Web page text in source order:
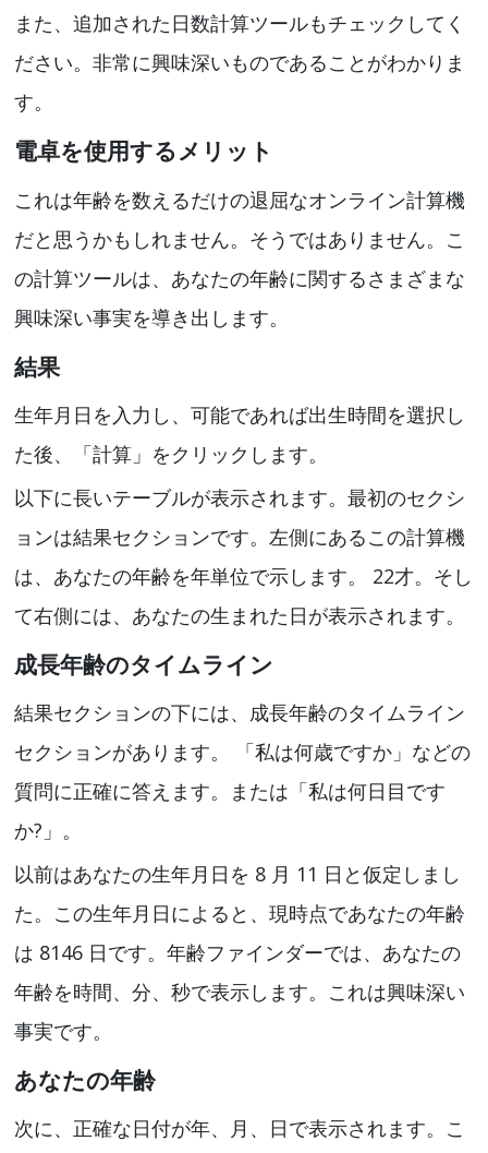
また、追加された日数計算ツールもチェックしてく
ださい。非常に興味深いものであることがわかりま
す。
電卓を使用するメリット
これは年齢を数えるだけの退屈なオンライン計算機
だと思うかもしれません。そうではありません。こ
の計算ツールは、あなたの年齢に関するさまざまな
興味深い事実を導き出します。
結果
生年月日を入力し、可能であれば出生時間を選択し
た後、「計算」をクリックします。
以下に長いテーブルが表示されます。最初のセクシ
ョンは結果セクションです。左側にあるこの計算機
は、あなたの年齢を年単位で示します。 22才。そし
て右側には、あなたの生まれた日が表示されます。
成長年齢のタイムライン
結果セクションの下には、成長年齢のタイムライン
セクションがあります。 「私は何歳ですか」などの
質問に正確に答えます。または「私は何日目です
か?」。
以前はあなたの生年月日を 8 月 11 日と仮定しまし
た。この生年月日によると、現時点であなたの年齢
は 8146 日です。年齢ファインダーでは、あなたの
年齢を時間、分、秒で表示します。これは興味深い
事実です。
あなたの年齢
次に、正確な日付が年、月、日で表示されます。こ